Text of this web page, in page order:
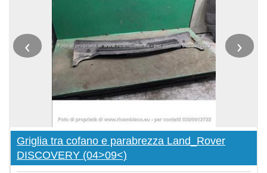
‹ ›
Griglia tra cofano e parabrezza Land_Rover
DISCOVERY (04>09<)